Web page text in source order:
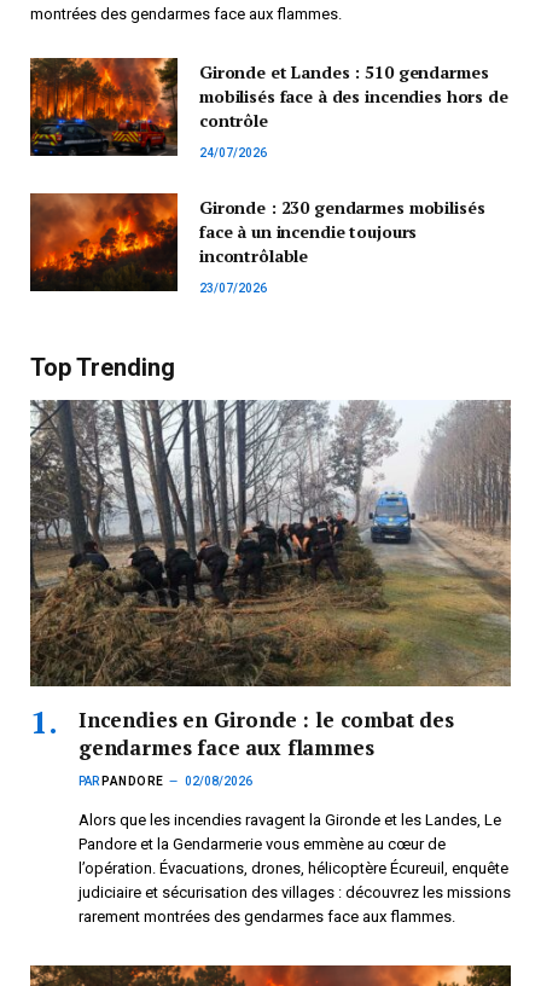
montrées des gendarmes face aux flammes.
Gironde et Landes : 510 gendarmes
mobilisés face à des incendies hors de
contrôle
24/07/2026
Gironde : 230 gendarmes mobilisés
face à un incendie toujours
incontrôlable
23/07/2026
Top Trending
Incendies en Gironde : le combat des
gendarmes face aux flammes
PAR PANDORE 02/08/2026
Alors que les incendies ravagent la Gironde et les Landes, Le
Pandore et la Gendarmerie vous emmène au cœur de
l’opération. Évacuations, drones, hélicoptère Écureuil, enquête
judiciaire et sécurisation des villages : découvrez les missions
rarement montrées des gendarmes face aux flammes.